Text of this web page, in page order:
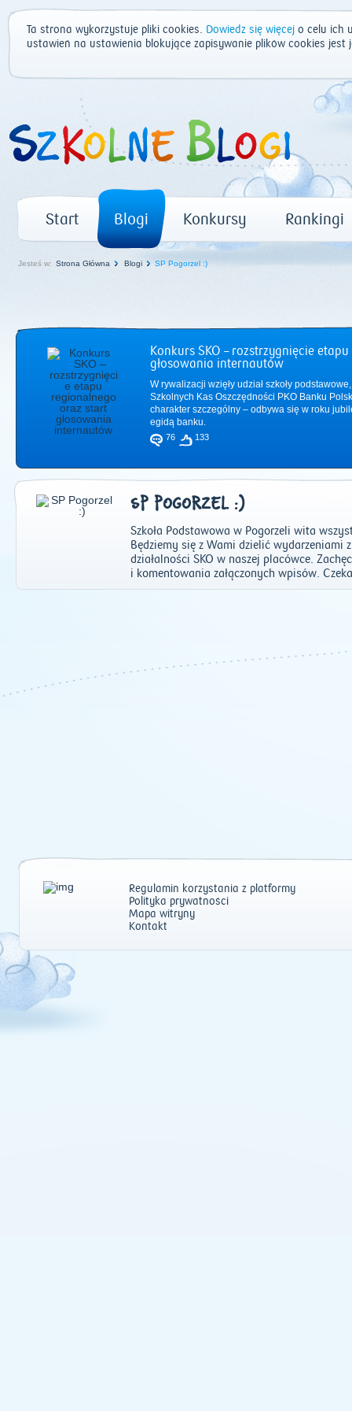
Ta strona wykorzystuje pliki cookies. Dowiedz się więcej o celu ich
ustawień na ustawienia blokujące zapisywanie plików cookies
Start Blogi Konkursy Rankingi
Jesteś w: Strona Główna Blogi SP Pogorzel :)
Konkurs SKO – rozstrzygnięcie
głosowania internautów
W rywalizacji wzięły udział szkoły
Szkolnych Kas Oszczędności PKO Banku
charakter szczególny – odbywa się w roku
egidą banku.
76 133
SP POGORZEL :)
Szkoła Podstawowa w Pogorzeli wita
Będziemy się z Wami dzielić wydarzeniami
działalności SKO w naszej placówce.
i komentowania załączonych wpisów.
2011| 2012|
Regulamin korzystania z platformy
Polityka prywatności
Mapa witryny
Kontakt